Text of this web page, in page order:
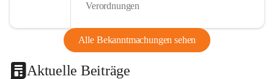
Verordnungen
Alle Bekanntmachungen sehen
Aktuelle Beiträge